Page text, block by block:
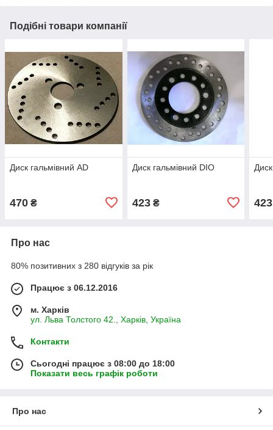
Подібні товари компанії
Диск гальмівний AD
470 ₴
Диск гальмівний DIO
423₴ 423
Про нас
80% позитивних з 280 відгуків за рік
Працює з 06.12.2016
м. Харків
ул. Льва Толстого 42., Харків, Україна
Контакти
Сьогодні працює з 08:00 до 18:00
Показати весь графік роботи
Про нас